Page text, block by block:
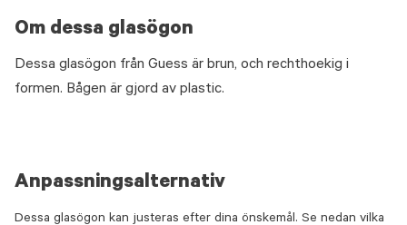
Om dessa glasögon
Dessa glasögon från Guess är brun, och rechthoekig i
formen. Bågen är gjord av plastic.
Anpassningsalternativ
Dessa glasögon kan justeras efter dina önskemål. Se nedan vilka